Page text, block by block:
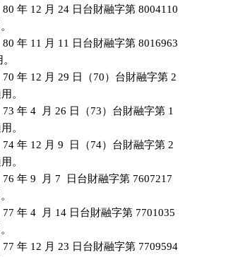
年 12 月 24 日台財融字第 8004110
年 11 月 11 日台財融字第 8016963
年 12 月 29 日（70）台財融字第 2
。
年 4  月 26 日（73）台財融字第 1
。
年 12 月 9  日（74）台財融字第 2
。
年 9  月 7  日台財融字第 7607217
年 4  月 14 日台財融字第 7701035
年 12 月 23 日台財融字第 7709594